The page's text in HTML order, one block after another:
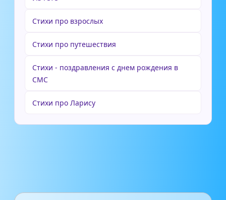
Стихи про взрослых
Стихи про путешествия
Стихи - поздравления с днем рождения в
СМС
Стихи про Ларису